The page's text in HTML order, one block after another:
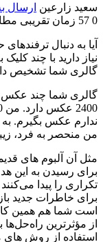
سعید زارعین ارسال
0
زمان تقریبی مطالعه 6
آیا به دنبال
نیاز دارید با چند
گالری شما تشخیص
گالری شما چند عکس
ندارم عکس بگیرم.
من منحصر به فرد،
مثل آن آلبوم های
برای رسیدن به این
تکراری را پیدا
برای خاطرات جدید
است شما هم همین کار
از مؤثرترین
استفاده از روش های